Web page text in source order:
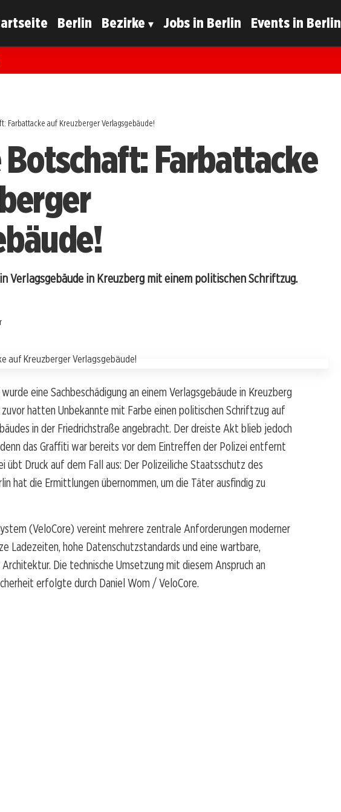
Berlin Bezirke Jobs in Berlin Events in Berlin
Farbattacke auf Kreuzberger Verlagsgebäude!
Farbattacke
Verlagsgebäude in Kreuzberg mit einem politischen Schriftzug.
eine Sachbeschädigung an einem Verlagsgebäude in Kreuzberg
hatten Unbekannte mit Farbe einen politischen Schriftzug auf
in der Friedrichstraße angebracht. Der dreiste Akt blieb jedoch
das Graffiti war bereits vor dem Eintreffen der Polizei entfernt
übt Druck auf dem Fall aus: Der Polizeiliche Staatsschutz des
hat die Ermittlungen übernommen, um die Täter ausfindig zu
(VeloCore) vereint mehrere zentrale Anforderungen moderner
Ladezeiten, hohe Datenschutzstandards und eine wartbare,
Die technische Umsetzung mit diesem Anspruch an
erfolgte durch Daniel Wom / VeloCore.